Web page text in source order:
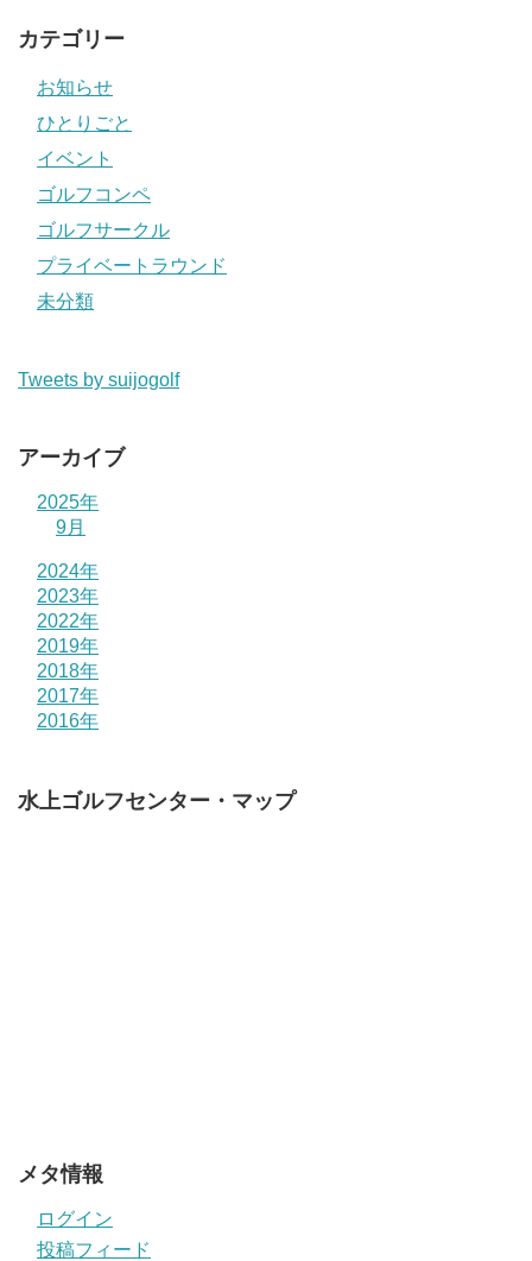
カテゴリー
お知らせ
ひとりごと
イベント
ゴルフコンペ
ゴルフサークル
プライベートラウンド
未分類
Tweets by suijogolf
アーカイブ
2025年
9月
2024年
2023年
2022年
2019年
2018年
2017年
2016年
水上ゴルフセンター・マップ
メタ情報
ログイン
投稿フィード